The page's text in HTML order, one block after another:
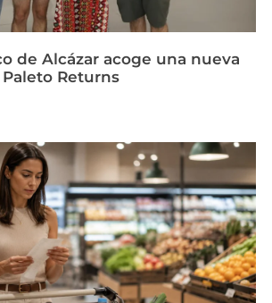
de Alcázar acoge una nueva
Returns